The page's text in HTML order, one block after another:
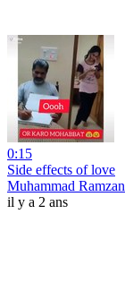
0:15
Side effects of love
Muhammad Ramzan
il y a 2 ans